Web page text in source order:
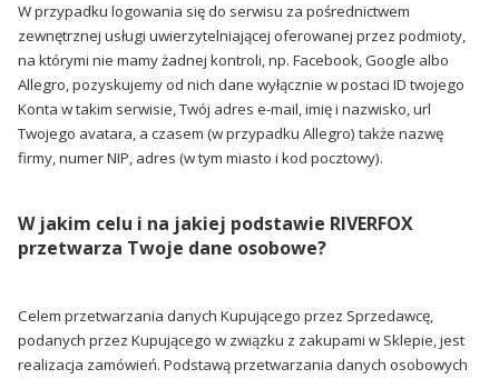
W przypadku logowania się do serwisu za pośrednictwem
zewnętrznej usługi uwierzytelniającej oferowanej przez podmioty,
na którymi nie mamy żadnej kontroli, np. Facebook, Google albo
Allegro, pozyskujemy od nich dane wyłącznie w postaci ID twojego
Konta w takim serwisie, Twój adres e-mail, imię i nazwisko, url
Twojego avatara, a czasem (w przypadku Allegro) także nazwę
firmy, numer NIP, adres (w tym miasto i kod pocztowy).
W jakim celu i na jakiej podstawie RIVERFOX
przetwarza Twoje dane osobowe?
Celem przetwarzania danych Kupującego przez Sprzedawcę,
podanych przez Kupującego w związku z zakupami w Sklepie, jest
realizacja zamówień. Podstawą przetwarzania danych osobowych